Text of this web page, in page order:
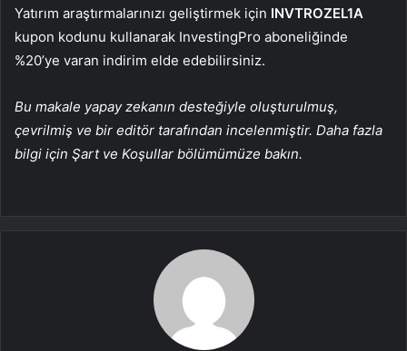
Yatırım araştırmalarınızı geliştirmek için INVTROZEL1A
kupon kodunu kullanarak InvestingPro aboneliğinde
%20’ye varan indirim elde edebilirsiniz.
Bu makale yapay zekanın desteğiyle oluşturulmuş,
çevrilmiş ve bir editör tarafından incelenmiştir. Daha fazla
bilgi için Şart ve Koşullar bölümümüze bakın.